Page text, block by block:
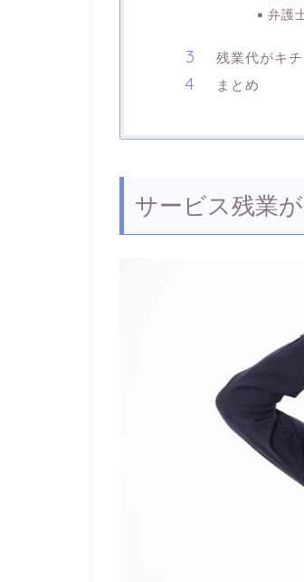
弁護
残業代がキ
まとめ
サービス残業